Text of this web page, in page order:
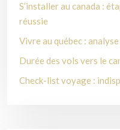
S’installer au canada :
réussie
Vivre au québec :
Durée des vols vers le
Check-list voyage :